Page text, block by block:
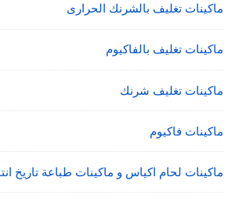
ماكينات تغليف بالشرنك الحرارى
ماكينات تغليف بالفاكيوم
ماكينات تغليف شرنك
ماكينات فاكيوم
ماكينات لحام اكياس و ماكينات طباعة تاريخ